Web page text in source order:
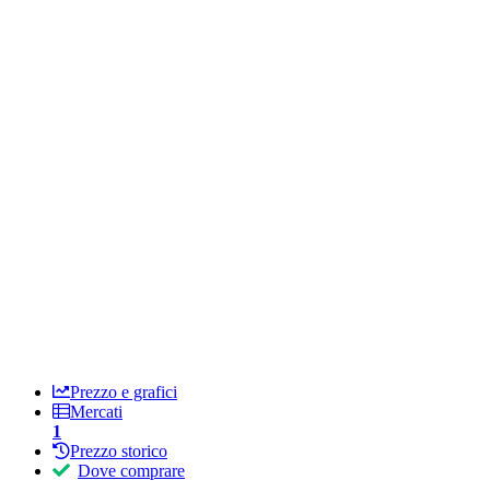
Prezzo e grafici
Mercati
1
Prezzo storico
Dove comprare